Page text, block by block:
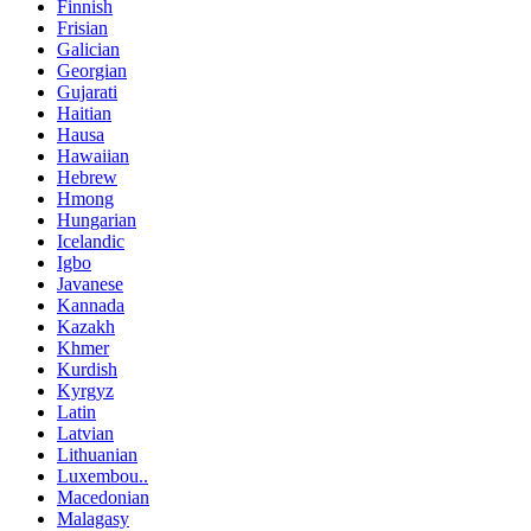
Finnish
Frisian
Galician
Georgian
Gujarati
Haitian
Hausa
Hawaiian
Hebrew
Hmong
Hungarian
Icelandic
Igbo
Javanese
Kannada
Kazakh
Khmer
Kurdish
Kyrgyz
Latin
Latvian
Lithuanian
Luxembou..
Macedonian
Malagasy